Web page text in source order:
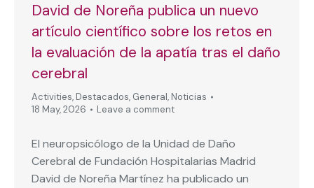
David de Noreña publica un nuevo
artículo científico sobre los retos en
la evaluación de la apatía tras el daño
cerebral
Activities, Destacados, General, Noticias
18 May, 2026
Leave a comment
El neuropsicólogo de la Unidad de Daño
Cerebral de Fundación Hospitalarias Madrid
David de Noreña Martínez ha publicado un